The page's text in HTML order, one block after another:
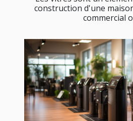
construction d'une
commercial